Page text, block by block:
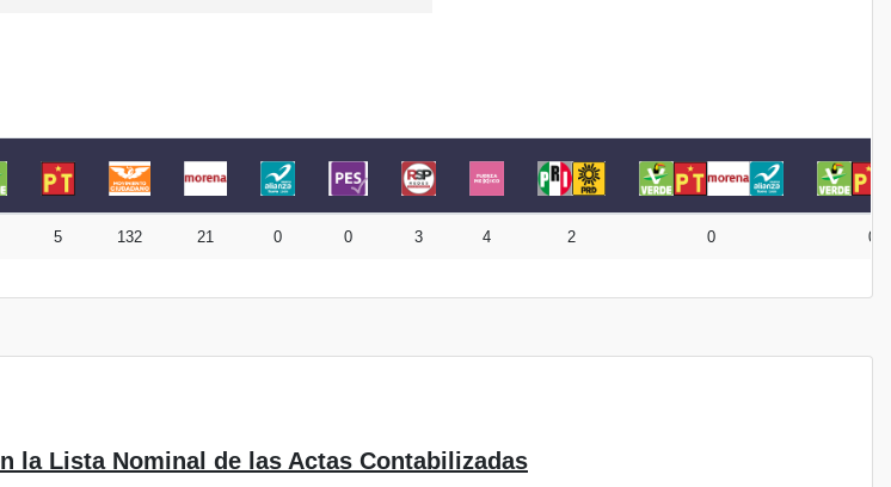
5 132 21 0 0 3 4 2 0 0
la Lista Nominal de las Actas Contabilizadas